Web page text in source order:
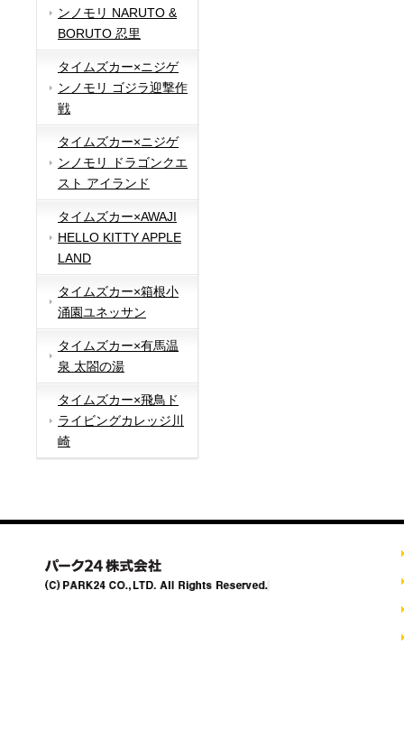
ンノモリ NARUTO &
BORUTO 忍里
タイムズカー×ニジゲ
ンノモリ ゴジラ迎撃作
戦
タイムズカー×ニジゲ
ンノモリ ドラゴンクエ
スト アイランド
タイムズカー×AWAJI
HELLO KITTY APPLE
LAND
タイムズカー×箱根小
涌園ユネッサン
タイムズカー×有馬温
泉 太閤の湯
タイムズカー×飛鳥ド
ライビングカレッジ川
崎